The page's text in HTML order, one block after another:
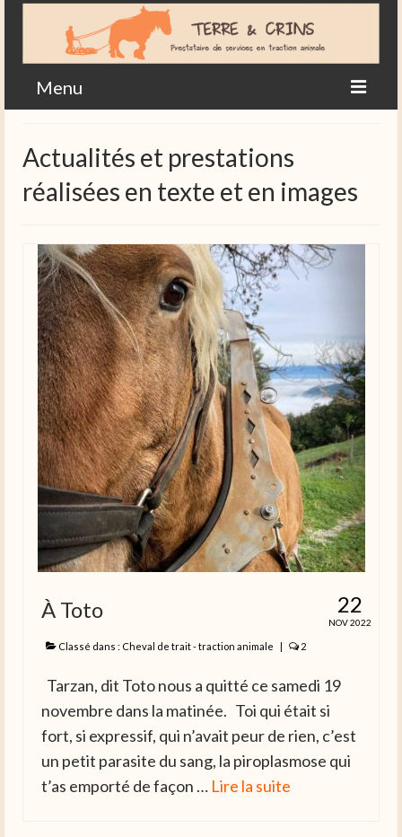
Menu
Actualités en images
Contact
Actualités et prestations
réalisées en texte et en images
22
NOV 2022
À Toto
Classé dans : Cheval de trait - traction animale 2
Tarzan, dit Toto nous a quitté ce samedi 19
novembre dans la matinée. Toi qui était si
fort, si expressif, qui n’avait peur de rien, c’est
un petit parasite du sang, la piroplasmose qui
t’as emporté de façon … Lire la suite­­